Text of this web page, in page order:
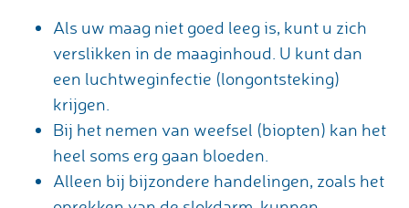
Als uw maag niet goed leeg is, kunt u zich
verslikken in de maaginhoud. U kunt dan
een luchtweginfectie (longontsteking)
krijgen.
Bij het nemen van weefsel (biopten) kan het
heel soms erg gaan bloeden.
Alleen bij bijzondere handelingen, zoals het